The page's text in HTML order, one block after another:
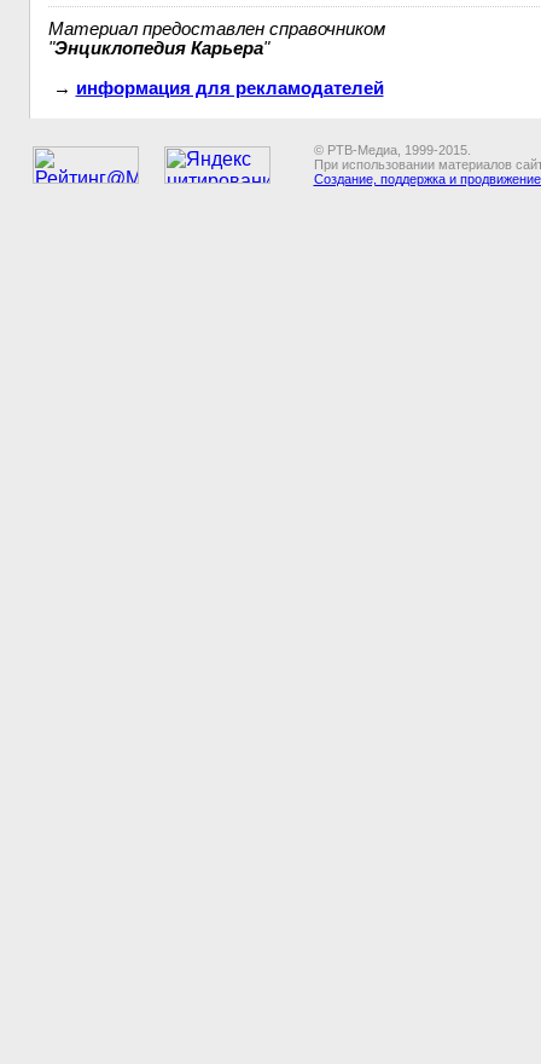
Материал предоставлен справочником
"Энциклопедия Карьера"
→ информация для рекламодателей
© РТВ-Медиа, 1999-2015.
При использовании материалов
Создание, поддержка и